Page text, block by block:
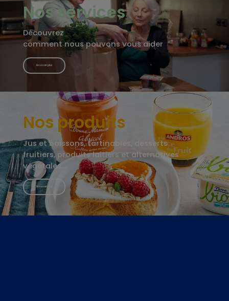
Nos services
Découvrez
comment nous pouvons vous aider
En savoir plus
Nos produits
Jus et boissons, tartinables, desserts
fruitiers, produits laitiers et alternatives
végétales…
En savoir plus